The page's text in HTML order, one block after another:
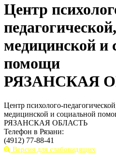
Центр
педагогической,
медицинской и
помощи
РЯЗАНСКАЯ
Центр психолого-
медицинской и социальной
РЯЗАНСКАЯ ОБЛАСТЬ
Телефон в Рязани:
(4912) 77-88-41
Версия для слабовидящих